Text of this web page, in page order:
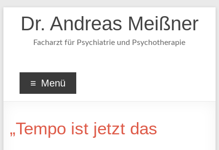
Dr. Andreas Meißner
Facharzt für Psychiatrie und Psychotherapie
Menü
„Tempo ist jetzt das